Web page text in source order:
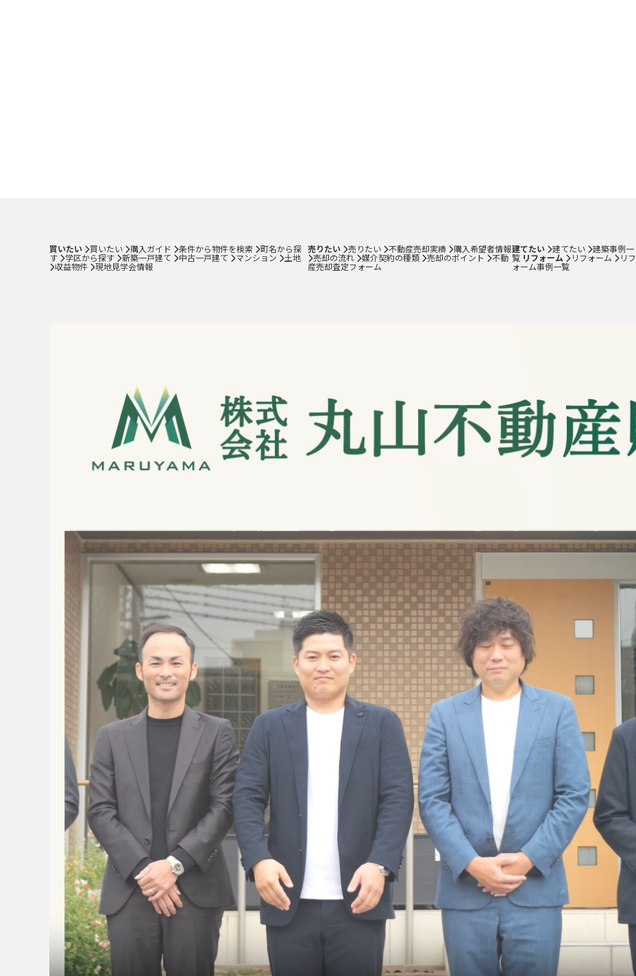
買いたい 買いたい 購入ガイド 条件から物件を検索 町名から探
す 学区から探す 新築一戸建て 中古一戸建て マンション 土地
収益物件 現地見学会情報
売りたい 売りたい 不動産売却実績 購入希望者情報
売却の流れ 媒介契約の種類 売却のポイント 不動
産売却査定フォーム
建てたい 建てたい 建築事例一
覧 リフォーム リフォーム リフ
ォーム事例一覧